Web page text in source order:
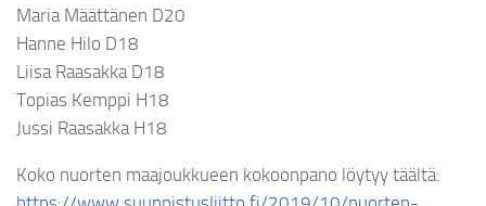
Maria Määttänen D20
Hanne Hilo D18
Liisa Raasakka D18
Topias Kemppi H18
Jussi Raasakka H18
Koko nuorten maajoukkueen kokoonpano löytyy täältä: